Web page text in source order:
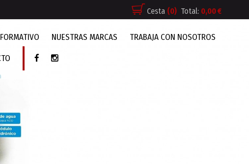
NUESTRAS MARCAS TRABAJA CON NOSOTROS
Cesta (0) Total: 0,00 €